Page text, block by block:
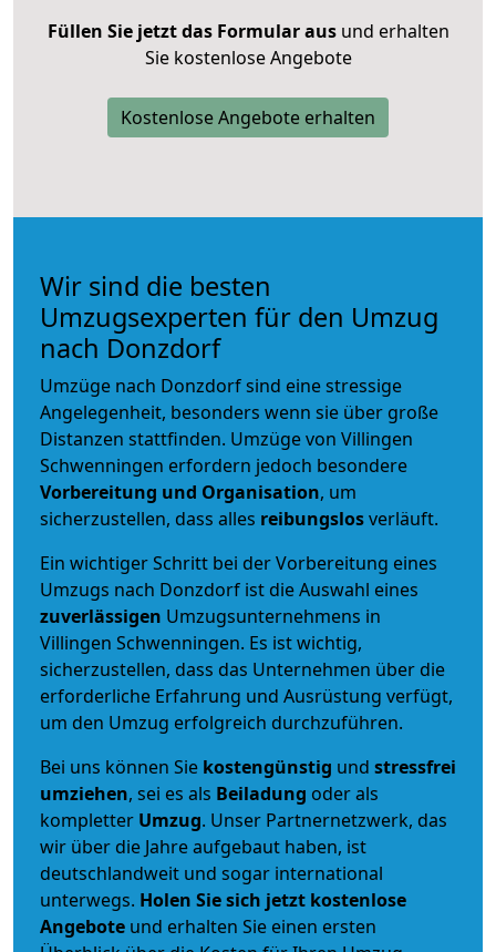
Füllen Sie jetzt das Formular ausund erhalten
Sie kostenlose Angebote
Kostenlose Angebote erhalten
Wir sind die besten
Umzugsexperten für den Umzug
nach Donzdorf
Umzüge nach Donzdorf sind eine stressige
Angelegenheit, besonders wenn sie über große
Distanzen stattfinden. Umzüge von Villingen
Schwenningen erfordern jedoch besondere
Vorbereitung und Organisation, um
sicherzustellen, dass alles reibungslosverläuft.
Ein wichtiger Schritt bei der Vorbereitung eines
Umzugs nach Donzdorf ist die Auswahl eines
zuverlässigen Umzugsunternehmens in
Villingen Schwenningen. Es ist wichtig,
sicherzustellen, dass das Unternehmen über die
erforderliche Erfahrung und Ausrüstung verfügt,
um den Umzug erfolgreich durchzuführen.
Bei uns können Sie kostengünstig und stressfrei
umziehen, sei es als Beiladung oder als
kompletter Umzug. Unser Partnernetzwerk, das
wir über die Jahre aufgebaut haben, ist
deutschlandweit und sogar international
unterwegs. Holen Sie sich jetzt kostenlose
Angebote und erhalten Sie einen ersten